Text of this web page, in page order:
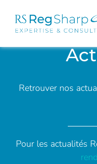
Retrouver nos
Pour les actualités